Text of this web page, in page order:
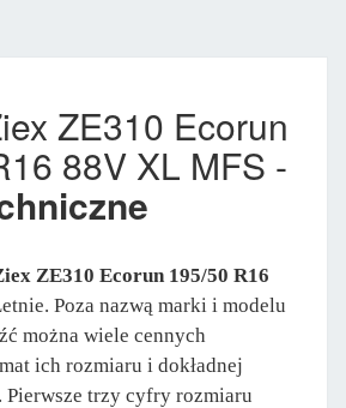
ZE310 Ecorun
88V XL MFS -
ZE310 Ecorun 195/50 R16
Poza nazwą marki i modelu
można wiele cennych
ich rozmiaru i dokładnej
trzy cyfry rozmiaru